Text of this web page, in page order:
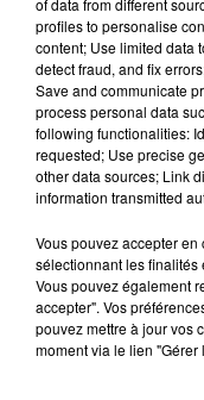
+ DE JEUX
Musique
of data from different
profiles to personalise
content; Use limited data
detect fraud, and fix
Save and communicate
process personal data
following functionalities:
requested; Use precise
other data sources; Link
information transmitted
Vous pouvez accepter en
sélectionnant les finalités
Vous pouvez également
accepter". Vos
pouvez mettre à jour vos
moment via le lien